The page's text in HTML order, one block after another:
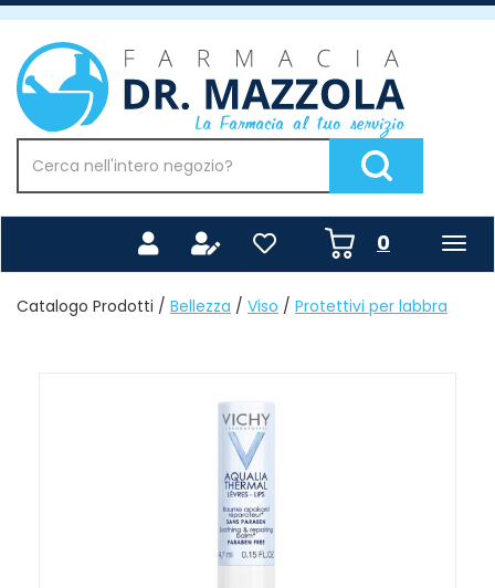
Passa
contenuto
principale
Farmacia
Mazzola
Prodotto
Cerca Prodotto
0prodotti
inseriti
Catalogo Prodotti / Bellezza / Viso / Protettivi per labbra